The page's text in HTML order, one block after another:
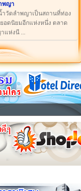
พญา
ำวัดลำพญาเป็นสถานที่ท่อง
ยอดนิยมอีกแห่งหนึ่ง ตลาด
แห่งนี ...